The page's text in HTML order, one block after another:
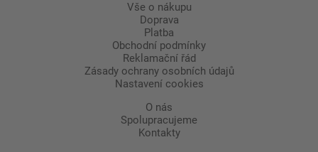
Vše o nákupu
Doprava
Platba
Obchodní podmínky
Reklamační řád
Zásady ochrany osobních údajů
Nastavení cookies
O nás
Spolupracujeme
Kontakty